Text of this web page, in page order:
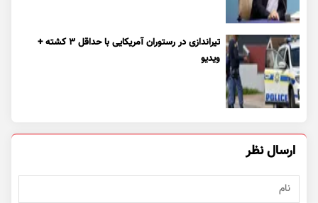
تیراندازی در رستوران آمریکایی با حداقل ۳ کشته +
ویدیو
ارسال نظر